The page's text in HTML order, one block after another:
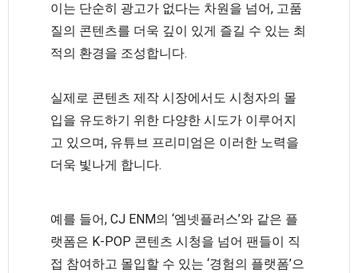
이는 단순히 광고가 없다는 차원을 넘어, 고품
질의 콘텐츠를 더욱 깊이 있게 즐길 수 있는 최
적의 환경을 조성합니다.
실제로 콘텐츠 제작 시장에서도 시청자의 몰
입을 유도하기 위한 다양한 시도가 이루어지
고 있으며, 유튜브 프리미엄은 이러한 노력을
더욱 빛나게 합니다.
예를 들어, CJ ENM의 ‘엠넷플러스’와 같은 플
랫폼은 K-POP 콘텐츠 시청을 넘어 팬들이 직
접 참여하고 몰입할 수 있는 ‘경험의 플랫폼’으